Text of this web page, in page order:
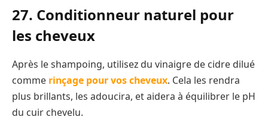
27. Conditionneur naturel pour
les cheveux
Après le shampoing, utilisez du vinaigre de cidre dilué
comme rinçage pour vos cheveux. Cela les rendra
plus brillants, les adoucira, et aidera à équilibrer le pH
du cuir chevelu.